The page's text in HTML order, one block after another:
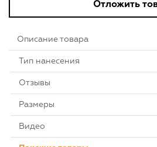
Отложить
Описание товара
Тип нанесения
Отзывы
Размеры
Видео